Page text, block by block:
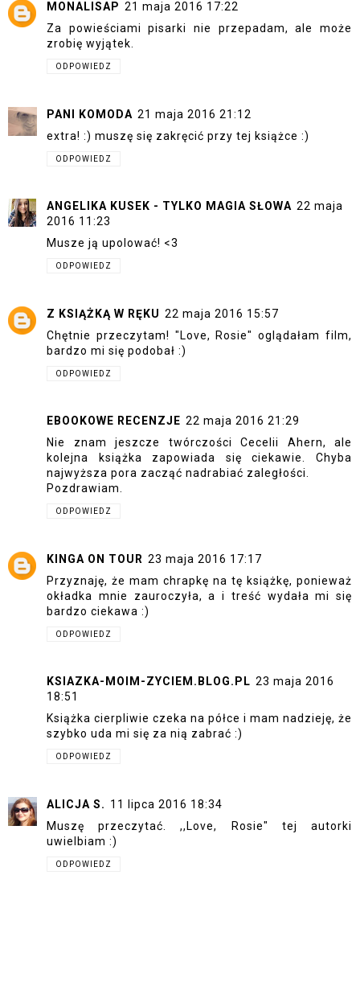
MONALISAP 21 maja 2016 17:22
Za powieściami pisarki nie przepadam, ale może
zrobię wyjątek.
ODPOWIEDZ
PANI KOMODA 21 maja 2016 21:12
extra! :) muszę się zakręcić przy tej książce :)
ODPOWIEDZ
ANGELIKA KUSEK - TYLKO MAGIA SŁOWA 22 maja
2016 11:23
Musze ją upolować! <3
ODPOWIEDZ
Z KSIĄŻKĄ W RĘKU 22 maja 2016 15:57
Chętnie przeczytam! "Love, Rosie" oglądałam film,
bardzo mi się podobał :)
ODPOWIEDZ
EBOOKOWE RECENZJE 22 maja 2016 21:29
Nie znam jeszcze twórczości Cecelii Ahern, ale
kolejna książka zapowiada się ciekawie. Chyba
najwyższa pora zacząć nadrabiać zaległości.
Pozdrawiam.
ODPOWIEDZ
KINGA ON TOUR 23 maja 2016 17:17
Przyznaję, że mam chrapkę na tę książkę, ponieważ
okładka mnie zauroczyła, a i treść wydała mi się
bardzo ciekawa :)
ODPOWIEDZ
KSIAZKA-MOIM-ZYCIEM.BLOG.PL 23 maja 2016
18:51
Książka cierpliwie czeka na półce i mam nadzieję, że
szybko uda mi się za nią zabrać :)
ODPOWIEDZ
ALICJA S. 11 lipca 2016 18:34
Muszę przeczytać. ,,Love, Rosie" tej autorki
uwielbiam :)
ODPOWIEDZ